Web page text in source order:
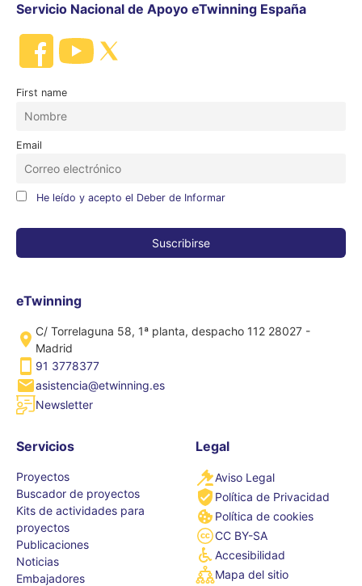
Servicio Nacional de Apoyo eTwinning España
First name
Email
He leído y acepto el Deber de Informar
eTwinning
C/ Torrelaguna 58, 1ª planta, despacho 112 28027 -
Madrid
91 3778377
asistencia@etwinning.es
Newsletter
Servicios
Proyectos
Buscador de proyectos
Kits de actividades para
proyectos
Publicaciones
Noticias
Embajadores
Legal
Aviso Legal
Política de Privacidad
Política de cookies
CC BY-SA
Accesibilidad
Mapa del sitio